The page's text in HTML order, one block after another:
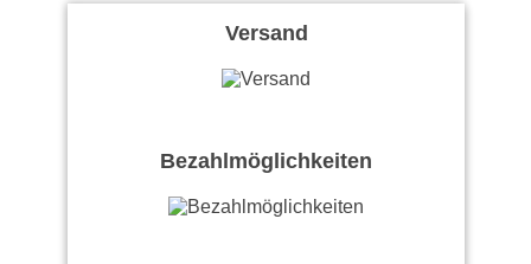
Versand
Bezahlmöglichkeiten